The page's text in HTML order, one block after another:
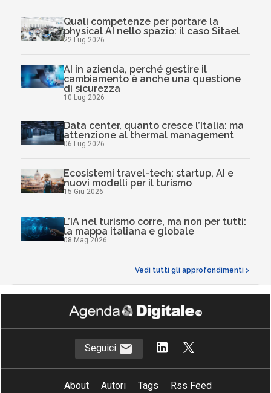
Quali competenze per portare la
physical AI nello spazio: il caso Sitael
22 Lug 2026
AI in azienda, perché gestire il
cambiamento è anche una questione
di sicurezza
10 Lug 2026
Data center, quanto cresce l’Italia: ma
attenzione al thermal management
06 Lug 2026
Ecosistemi travel-tech: startup, AI e
nuovi modelli per il turismo
15 Giu 2026
L’IA nel turismo corre, ma non per tutti:
la mappa italiana e globale
08 Mag 2026
Vedi tutti gli approfondimenti >
Seguici
About Autori Tags
Rss Feed